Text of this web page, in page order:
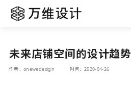
未来店铺空间的设计趋势
作者：onewedesign 时间：2020-04-26